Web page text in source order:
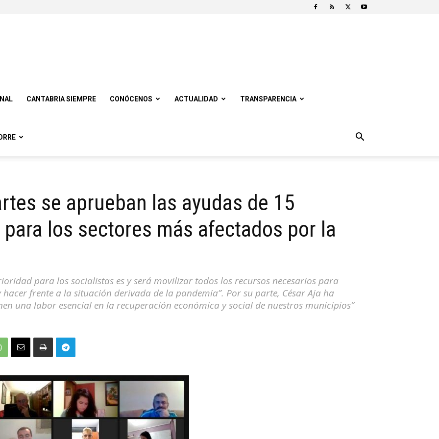
CANTABRIA SIEMPRE CONÓCENOS ACTUALIDAD TRANSPARENCIA
se aprueban las ayudas de 15
los sectores más afectados por la
para los socialistas es y será movilizar todos los recursos necesarios para
frente a la situación derivada de la pandemia”. Por su parte, César Aja ha
una labor esencial en la recuperación económica y social de nuestros municipios”